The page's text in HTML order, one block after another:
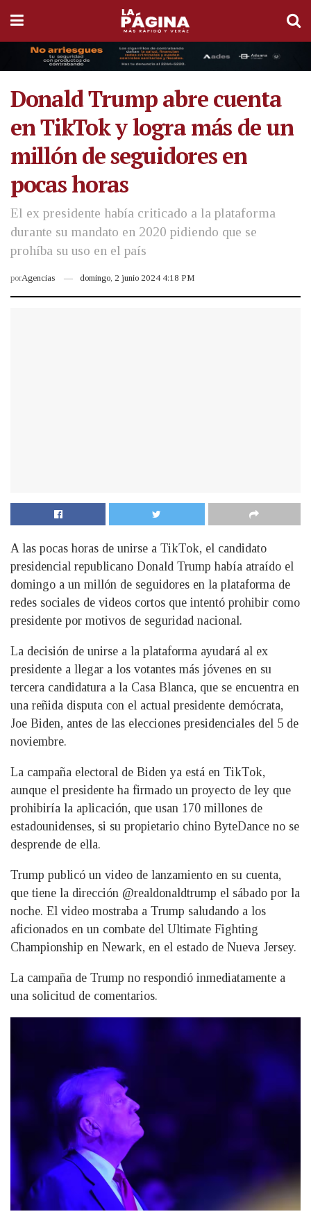
Donald Trump abre cuenta
en TikTok y logra más de un
millón de seguidores en
pocas horas
El ex presidente había criticado a la plataforma
durante su mandato en 2020 pidiendo que se
prohíba su uso en el país
porAgencias domingo, 2 junio 2024 4:18 PM
A las pocas horas de unirse a TikTok, el candidato
presidencial republicano Donald Trump había atraído el
domingo a un millón de seguidores en la plataforma de
redes sociales de videos cortos que intentó prohibir como
presidente por motivos de seguridad nacional.
La decisión de unirse a la plataforma ayudará al ex
presidente a llegar a los votantes más jóvenes en su
tercera candidatura a la Casa Blanca, que se encuentra en
una reñida disputa con el actual presidente demócrata,
Joe Biden, antes de las elecciones presidenciales del 5 de
noviembre.
La campaña electoral de Biden ya está en TikTok,
aunque el presidente ha firmado un proyecto de ley que
prohibiría la aplicación, que usan 170 millones de
estadounidenses, si su propietario chino ByteDance no se
desprende de ella.
Trump publicó un video de lanzamiento en su cuenta,
que tiene la dirección @realdonaldtrump el sábado por la
noche. El video mostraba a Trump saludando a los
aficionados en un combate del Ultimate Fighting
Championship en Newark, en el estado de Nueva Jersey.
La campaña de Trump no respondió inmediatamente a
una solicitud de comentarios.